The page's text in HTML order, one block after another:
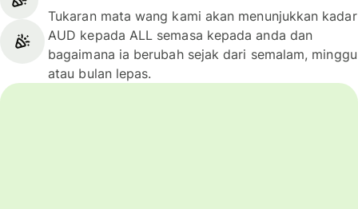
Tukaran mata wang kami akan menunjukkan kadar
AUD kepada ALL semasa kepada anda dan
bagaimana ia berubah sejak dari semalam, minggu
atau bulan lepas.